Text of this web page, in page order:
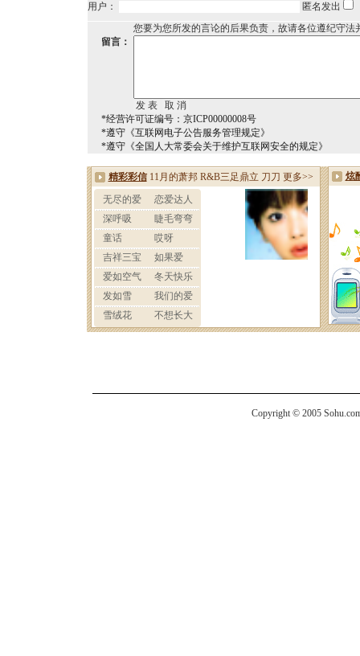
用户：
匿名发出
您要为您所发的言论的后果负责，故请各位遵纪守法
留言：
*经营许可证编号：京ICP00000008号
*遵守《互联网电子公告服务管理规定》
*遵守《全国人大常委会关于维护互联网安全的规定》
Copyright © 2005